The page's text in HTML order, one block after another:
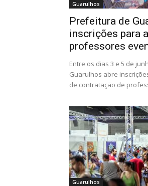
Guarulhos
Prefeitura de
inscrições para
professores
Entre os dias 3 e 5 de
Guarulhos abre
de contratação de
Guarulhos